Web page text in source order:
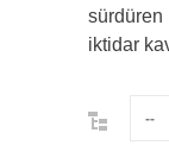
sürdüren
iktidar
--